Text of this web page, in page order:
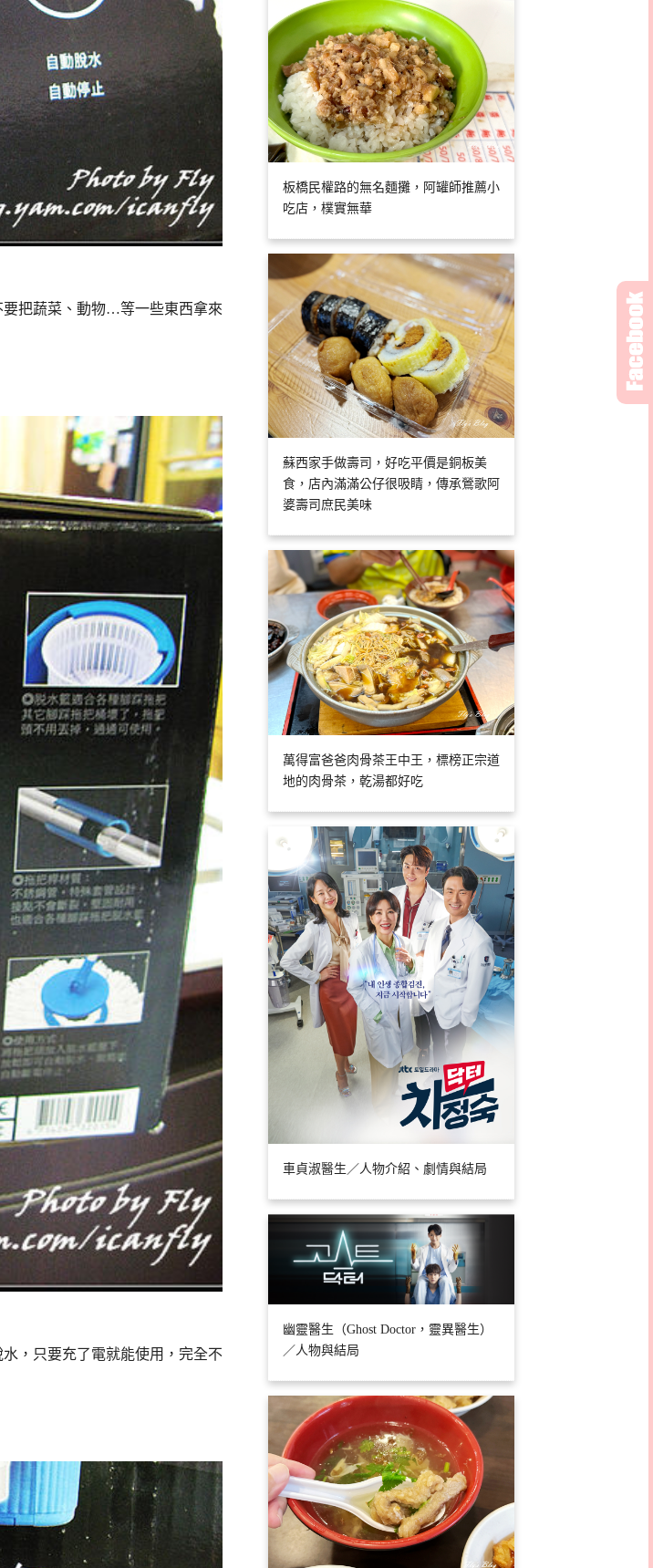
要把蔬菜、動物…等一些東西拿來
，只要充了電就能使用，完全不
板橋民權路的無名麵攤，阿罐師推薦小
吃店，樸實無華
蘇西家手做壽司，好吃平價是銅板美
食，店內滿滿公仔很吸睛，傳承鶯歌阿
婆壽司庶民美味
萬得富爸爸肉骨茶王中王，標榜正宗道
地的肉骨茶，乾湯都好吃
車貞淑醫生／人物介紹、劇情與結局
幽靈醫生（Ghost Doctor，靈異醫生）
／人物與結局